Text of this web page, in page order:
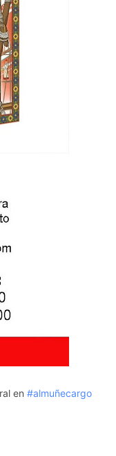
en #almuñecargo